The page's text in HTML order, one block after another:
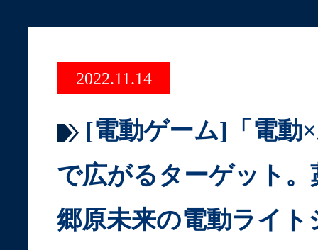
2022.11.14
[電動ゲーム]「電動
で広がるターゲット。
郷原未来の電動ライト